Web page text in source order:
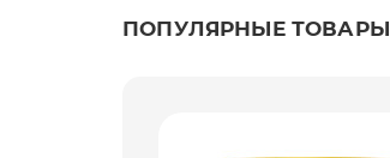
ПОПУЛЯРНЫЕ ТОВАРЫ